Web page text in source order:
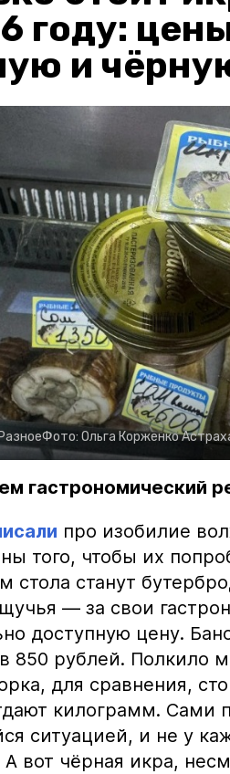
году:
и
РазноеФото: Ольга Корженко
гастрономический
про изобилие
того, чтобы их
стола станут
— за свои
доступную цену.
850 рублей. Полкило
для сравнения,
килограмм. Сами
ситуацией, и не у
А вот чёрная икра,